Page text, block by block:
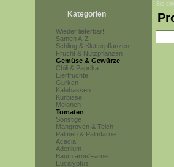
Kategorien
Wieder lieferbar!
Samen A-Z
Schling & Kletterpflanzen
Frucht & Nutzpflanzen
Gemüse & Gewürze
Chili & Paprika
Eierfrüchte
Gurken
Kalebassen
Kürbisse
Melonen
Tomaten
Sonstige
Mangroven & Teich
Palmen & Palmfarne
Acacia
Adenium
Baumfarne/Farne
Eucalyptus
Sie